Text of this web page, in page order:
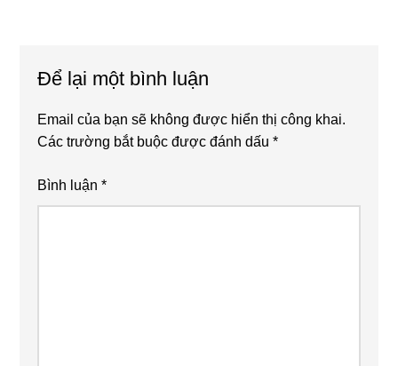
Interactions
Để lại một bình luận
Email của bạn sẽ không được hiển thị công khai.
Các trường bắt buộc được đánh dấu*
Bình luận*